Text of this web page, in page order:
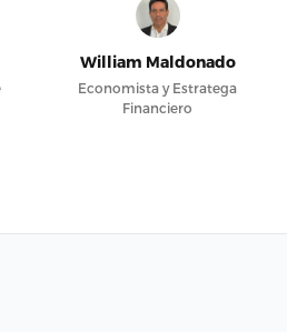
William Maldonado
Economista y Estratega
Financiero